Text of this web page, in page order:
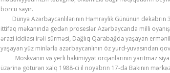
borcu sayır.
Dünya Azərbaycanlılarının Həmrəylik Gününün dekabrın
ittifaq məkanında gedən proseslər Azərbaycanda milli oyanış
ərazi iddiası irəli sürməsi, Dağlıq Qarabağda yaşayan
yaşayan yüz minlərlə azərbaycanlının öz yurd-yuvasından
Moskvanın və yerli hakimiyyət orqanlarının yarıtmaz
üzərinə götürən xalq 1988-ci il noyabrın 17-da Bakının